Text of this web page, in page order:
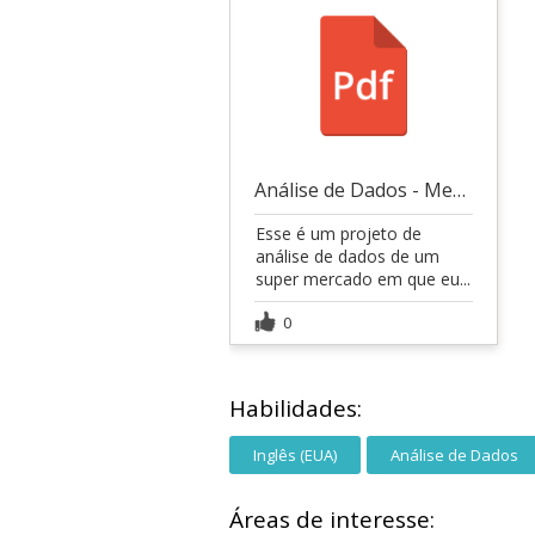
Análise de Dados - Mercado SuperStore
Esse é um projeto de
análise de dados de um
super mercado em que eu...
0
Habilidades:
Inglês (EUA) Análise de Dados
Áreas de interesse: